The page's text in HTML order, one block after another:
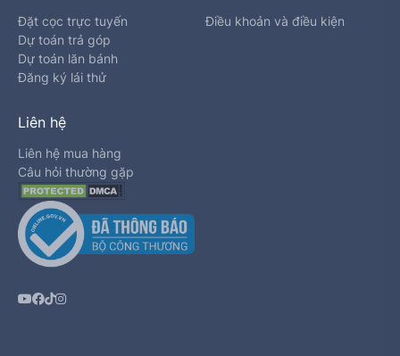
Đặt cọc trực tuyến
Dự toán trả góp
Dự toán lăn bánh
Đăng ký lái thử
Điều khoản và điều kiện
Liên hệ
Liên hệ mua hàng
Câu hỏi thường gặp